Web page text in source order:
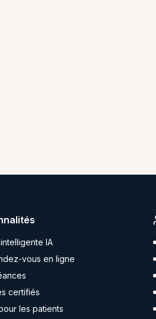
IA
vous en ligne
certifiés
les patients